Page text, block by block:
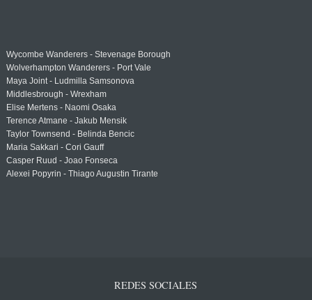
Wycombe Wanderers - Stevenage Borough
Wolverhampton Wanderers - Port Vale
Maya Joint - Ludmilla Samsonova
Middlesbrough - Wrexham
Elise Mertens - Naomi Osaka
Terence Atmane - Jakub Mensik
Taylor Townsend - Belinda Bencic
Maria Sakkari - Cori Gauff
Casper Ruud - Joao Fonseca
Alexei Popyrin - Thiago Augustin Tirante
REDES SOCIALES